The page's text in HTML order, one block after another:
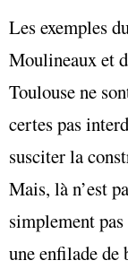
Les exemples
Moulineaux et
Toulouse ne
certes pas
susciter la
Mais, là n’est
simplement
une enfilade de